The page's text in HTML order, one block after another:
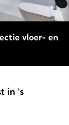
vloer- en
in 's